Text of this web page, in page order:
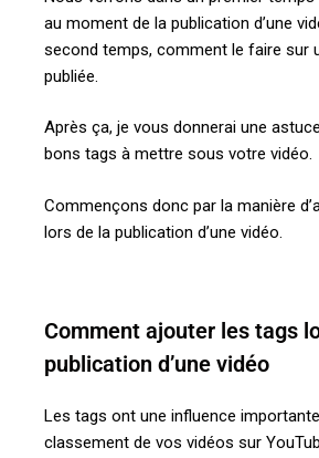
au moment de la publication d’une
second temps, comment le faire sur
publiée.
Après ça, je vous donnerai une
bons tags à mettre sous votre vidéo.
Commençons donc par la manière
lors de la publication d’une vidéo.
Comment ajouter les tags
publication d’une vidéo
Les tags ont une influence
classement de vos vidéos sur